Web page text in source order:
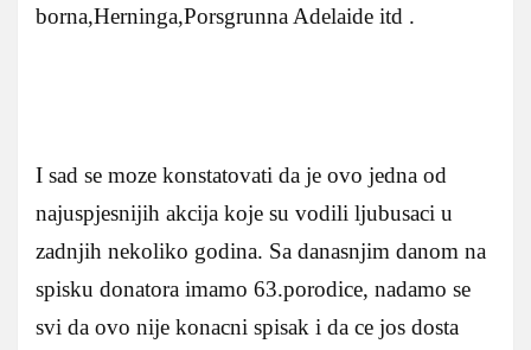
borna,Herninga,Porsgrunna Adelaide itd .
I sad se moze konstatovati da je ovo jedna od
najuspjesnijih akcija koje su vodili ljubusaci u
zadnjih nekoliko godina. Sa danasnjim danom na
spisku donatora imamo 63.porodice, nadamo se
svi da ovo nije konacni spisak i da ce jos dosta